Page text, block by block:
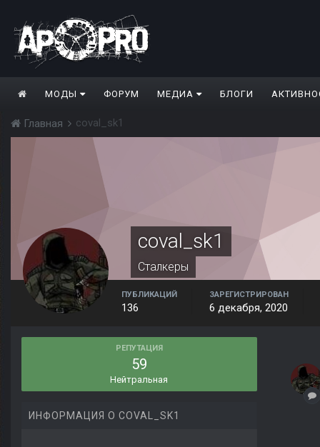
МОДЫ ФОРУМ МЕДИА БЛОГИ
Главная coval_sk1
coval_sk1
Сталкеры
ПУБЛИКАЦИЙ
136
ЗАРЕГИСТРИРОВАН
6 декабря, 2020
РЕПУТАЦИЯ
59
Нейтральная
ИНФОРМАЦИЯ О COVAL_SK1